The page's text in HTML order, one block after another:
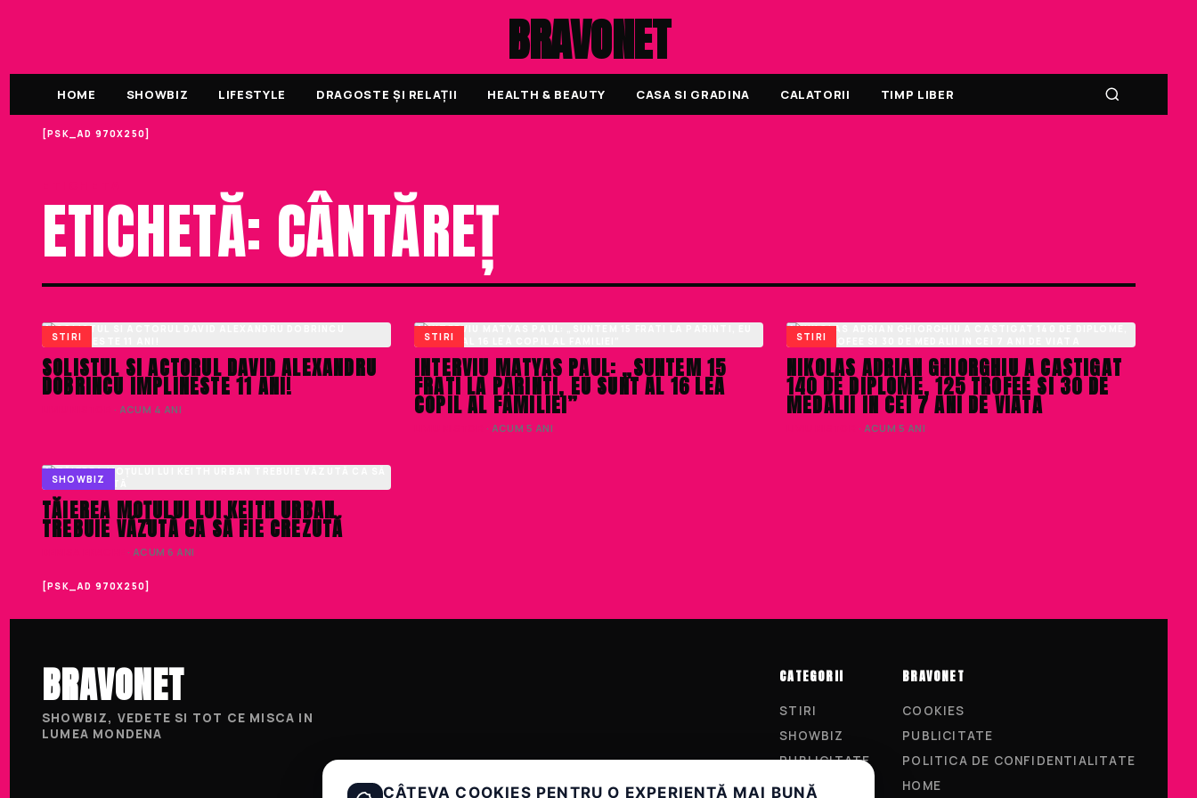
BRAVONET
HOME SHOWBIZ LIFESTYLE DRAGOSTE ȘI RELAȚII HEALTH & BEAUTY CASA SI GRADINA CALATORII TIMP LIBER
[PSK_AD 970X250]
ETICHETĂ: CÂNTĂREȚ
STIRI
SOLISTUL SI ACTORUL DAVID ALEXANDRU
DOBRINCU IMPLINESTE 11 ANI!
· ACUM 4 ANI
STIRI
INTERVIU MATYAS PAUL: „SUNTEM 15
FRATI LA PARINTI, EU SUNT AL 16 LEA
COPIL AL FAMILIEI”
· ACUM 5 ANI
STIRI
NIKOLAS ADRIAN GHIORGHIU A CASTIGAT
140 DE DIPLOME, 125 TROFEE SI 30 DE
MEDALII IN CEI 7 ANI DE VIATA
· ACUM 5 ANI
SHOWBIZ
TĂIEREA MOȚULUI LUI KEITH URBAN
TREBUIE VĂZUTĂ CA SĂ FIE CREZUTĂ
· ACUM 6 ANI
[PSK_AD 970X250]
BRAVONET
SHOWBIZ, VEDETE SI TOT CE MISCA IN
LUMEA MONDENA
CATEGORII
STIRI
SHOWBIZ
PUBLICITATE
LIFESTYLE
BRAVONET
COOKIES
PUBLICITATE
POLITICA DE CONFIDENTIALITATE
HOME
CÂTEVA COOKIES PENTRU O EXPERIENȚĂ MAI BUNĂ